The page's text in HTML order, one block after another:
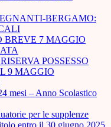
BERGAMO:
BREVE 7 MAGGIO
POSSESSO
9 MAGGIO
mesi – Anno Scolastico
per le supplenze